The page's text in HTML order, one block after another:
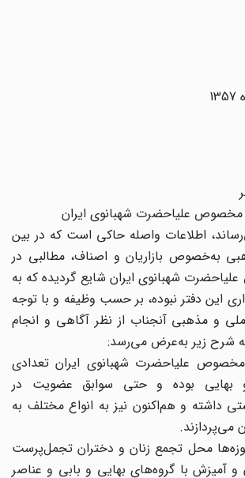
علیاحضرت شهبانوی ایران
اطلاعات واصله حاکی است که در بین
به‌خصوص بازاریان و اصناف، مطالبی در
شهبانوی ایران شایع گردیده که به
این دفتر نبوده، بر حسب وظیفه و با توجه
و مذهبی آنجناب از نظر آگاهی و انجام
شرح زیر به‌عرض می‌رسد:
علیاحضرت شهبانوی ایران تعدادی
بهایی بوده و حتی سوابق عضویت در
داشته و هم‌اکنون نیز به انواع مختلف به
می‌پردازند.
محل تجمع زنان و دختران تجمل‌پرست
آمیزش با گروه‌های بهایی و بابی و عناصر